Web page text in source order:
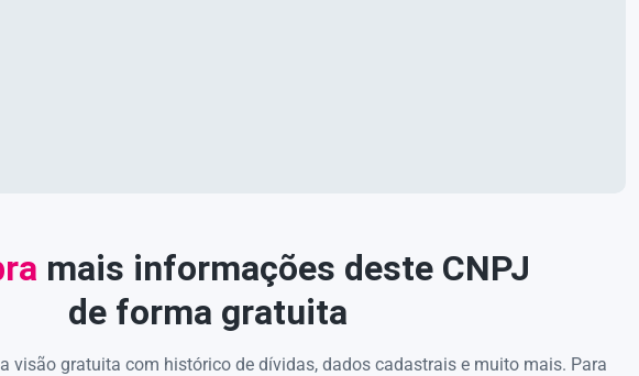
mais informações deste CNPJ
de forma gratuita
visão gratuita com histórico de dívidas, dados cadastrais e muito mais. Para